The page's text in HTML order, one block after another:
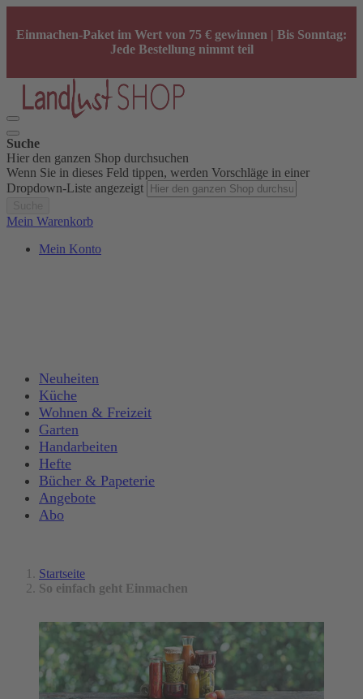
Einmachen-Paket im Wert von 75 € gewinnen | Bis Sonntag:
Jede Bestellung nimmt teil
Suche
Hier den ganzen Shop durchsuchen
Wenn Sie in dieses Feld tippen, werden Vorschläge in einer
Dropdown-Liste angezeigt
Mein Warenkorb
Mein Konto
Neuheiten
Küche
Wohnen & Freizeit
Garten
Handarbeiten
Hefte
Bücher & Papeterie
Angebote
Abo
Startseite
So einfach geht Einmachen